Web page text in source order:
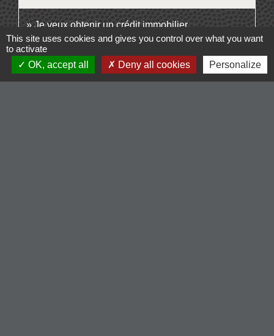
Je veux obtenir un crédit immobilier
Signaler une erreur sur cette page
This site uses cookies and gives you control over what you want
to activate
OK, accept all
Deny all cookies Personalize